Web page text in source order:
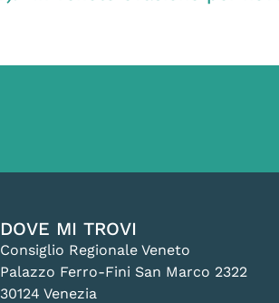
DOVE MI TROVI
Consiglio Regionale Veneto
Palazzo Ferro-Fini San Marco 2322
30124 Venezia